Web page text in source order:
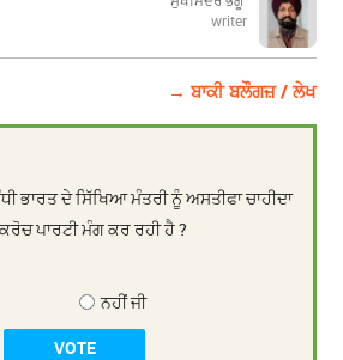
writer
→ ਬਾਕੀ ਬਲੌਗਜ਼ / ਲੇਖ
ਭਾਰਤ ਦੇ ਸਿੱਖਿਆ ਮੰਤਰੀ ਨੂੰ ਅਸਤੀਫਾ ਚਾਹੀਦਾ
ਪਾਰਟੀ ਮੰਗ ਕਰ ਰਹੀ ਹੈ ?
ਨਹੀਂ ਜੀ